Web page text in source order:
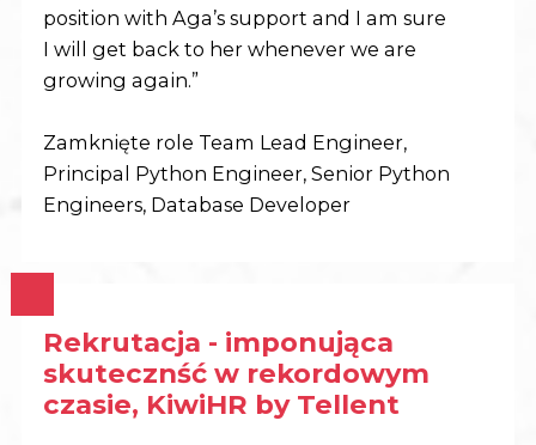
position with Aga’s support and I am sure
I will get back to her whenever we are
growing again.”
Zamknięte role Team Lead Engineer,
Principal Python Engineer, Senior Python
Engineers, Database Developer
Rekrutacja - imponująca
skutecznść w rekordowym
czasie, KiwiHR by Tellent